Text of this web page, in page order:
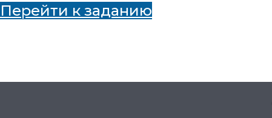
Перейти к заданию